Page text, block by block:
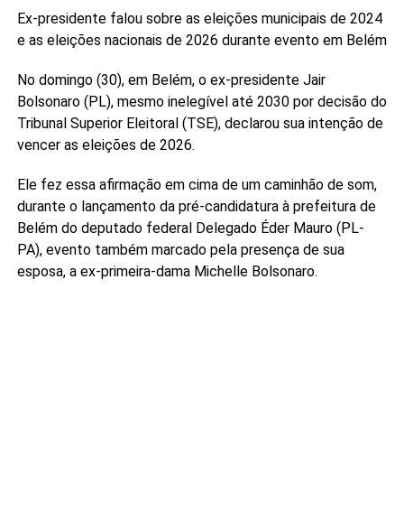
Ex-presidente falou sobre as eleições municipais de 2024
e as eleições nacionais de 2026 durante evento em Belém
No domingo (30), em Belém, o ex-presidente Jair
Bolsonaro (PL), mesmo inelegível até 2030 por decisão do
Tribunal Superior Eleitoral (TSE), declarou sua intenção de
vencer as eleições de 2026.
Ele fez essa afirmação em cima de um caminhão de som,
durante o lançamento da pré-candidatura à prefeitura de
Belém do deputado federal Delegado Éder Mauro (PL-
PA), evento também marcado pela presença de sua
esposa, a ex-primeira-dama Michelle Bolsonaro.